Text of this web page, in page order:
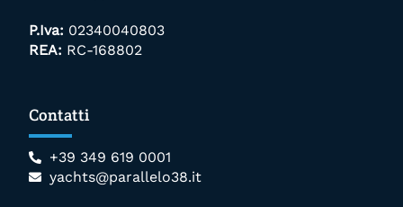
P.Iva: 02340040803
REA: RC-168802
Contatti
+39 349 619 0001
yachts@parallelo38.it